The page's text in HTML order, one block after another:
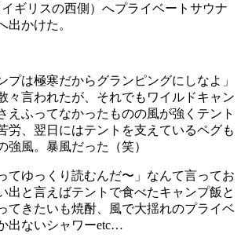
イギリスの西側）へプライベートサウナ
出かけた。
プは極寒だからグランピングにしなよ」
々言われたが、それでもワイルドキャン
えふってなかったものの風が強くテント
労、翌日にはテントを支えているペグも
強風。暴風だった（笑）
てゆっくり読むんだ〜」なんて言ってお
出と言えばテントで食べたキャンプ飯と
てきたいも焼酎、風で大揺れのプライベ
出ないシャワーetc…